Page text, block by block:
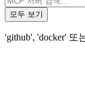
모두 보기
'github', 'docker' 또